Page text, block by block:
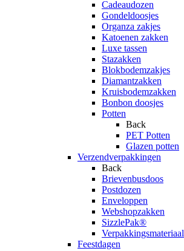
Cadeaudozen
Gondeldoosjes
Organza zakjes
Katoenen zakken
Luxe tassen
Stazakken
Blokbodemzakjes
Diamantzakken
Kruisbodemzakken
Bonbon doosjes
Potten
Back
PET Potten
Glazen potten
Verzendverpakkingen
Back
Brievenbusdoos
Postdozen
Enveloppen
Webshopzakken
SizzlePak®
Verpakkingsmateriaal
Feestdagen